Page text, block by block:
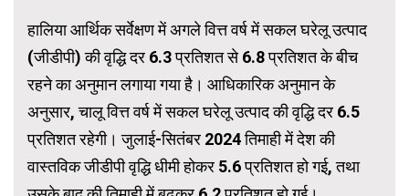
हालिया आर्थिक सर्वेक्षण में अगले वित्त वर्ष में सकल घरेलू उत्पाद
(जीडीपी) की वृद्धि दर 6.3 प्रतिशत से 6.8 प्रतिशत के बीच
रहने का अनुमान लगाया गया है। आधिकारिक अनुमान के
अनुसार, चालू वित्त वर्ष में सकल घरेलू उत्पाद की वृद्धि दर 6.5
प्रतिशत रहेगी। जुलाई-सितंबर 2024 तिमाही में देश की
वास्तविक जीडीपी वृद्धि धीमी होकर 5.6 प्रतिशत हो गई, तथा